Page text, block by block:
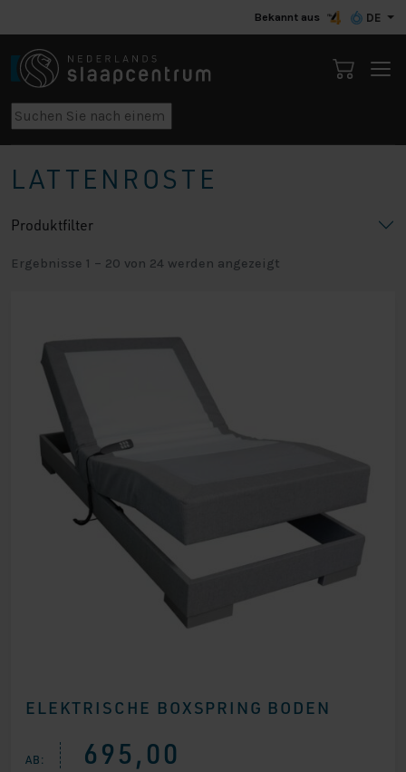
Bekannt aus DE
LATTENROSTE
Produktfilter
Ergebnisse 1 – 20 von 24 werden angezeigt
ELEKTRISCHE BOXSPRING BODEN
AB: 695,00